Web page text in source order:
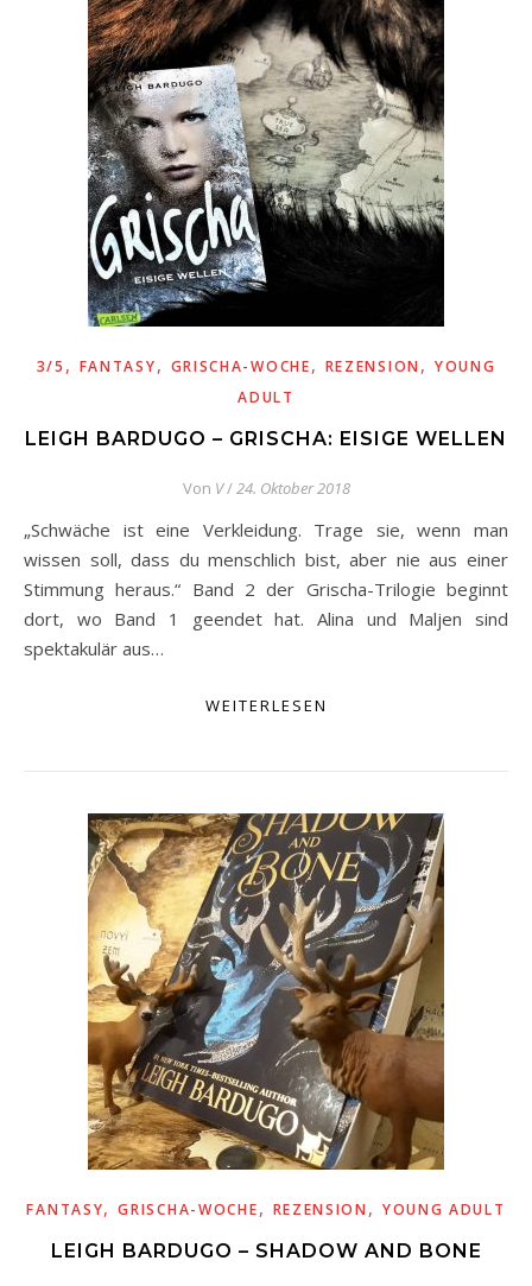
3/5 , FANTASY, GRISCHA-WOCHE, REZENSION , YOUNG
ADULT
LEIGH BARDUGO – GRISCHA: EISIGE WELLEN
Von V/24. Oktober 2018
„Schwäche ist eine Verkleidung. Trage sie, wenn man
wissen soll, dass du menschlich bist, aber nie aus einer
Stimmung heraus.“ Band 2 der Grischa-Trilogie beginnt
dort, wo Band 1 geendet hat. Alina und Maljen sind
spektakulär aus…
WEITERLESEN
FANTASY,GRISCHA-WOCHE, REZENSION , YOUNG ADULT
LEIGH BARDUGO – SHADOW AND BONE